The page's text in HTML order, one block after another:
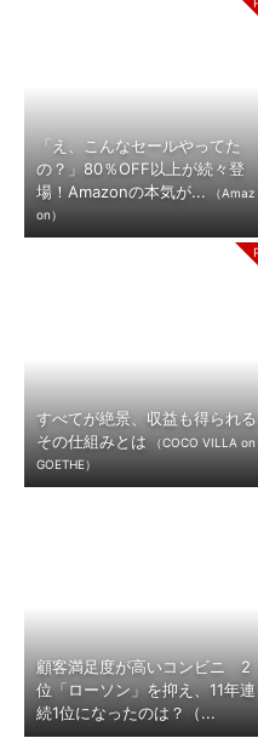
「え、こんなセールやってた
の？」80％OFF以上が続々登
場！Amazonの本気が...
（Amaz
on）
すべてが絶景、収益も得られる
その仕組みとは
（COCO VILLA on
GOETHE）
顧客満足度が高いコンビニ 2
位「ローソン」を抑え、11年連
続1位になったのは？（...